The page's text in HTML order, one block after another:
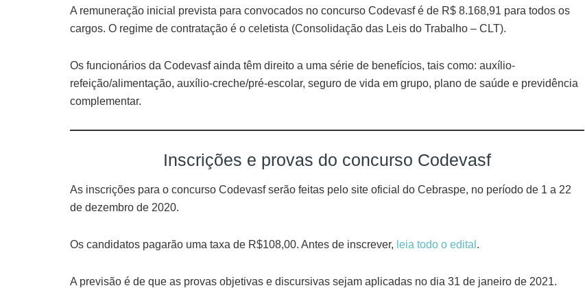
A remuneração inicial prevista para convocados no concurso Codevasf é de R$ 8.168,91 para todos os
cargos. O regime de contratação é o celetista (Consolidação das Leis do Trabalho – CLT).
Os funcionários da Codevasf ainda têm direito a uma série de benefícios, tais como: auxílio-
refeição/alimentação, auxílio-creche/pré-escolar, seguro de vida em grupo, plano de saúde e previdência
complementar.
Inscrições e provas do concurso Codevasf
As inscrições para o concurso Codevasf serão feitas pelo site oficial do Cebraspe, no período de 1 a 22
de dezembro de 2020.
Os candidatos pagarão uma taxa de R$108,00. Antes de inscrever, leia todo o edital .
A previsão é de que as provas objetivas e discursivas sejam aplicadas no dia 31 de janeiro de 2021.